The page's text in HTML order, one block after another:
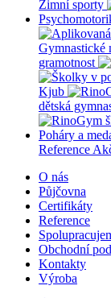
Zimní sporty
Gymnastické
gramotnost
Kjub
dětská
Poháry a
Reference
O nás
Půjčovna
Certifikáty
Reference
Obchodní
Kontakty
Výroba